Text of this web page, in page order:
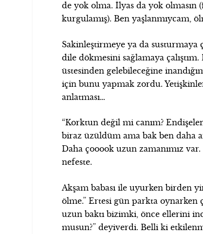
de yok olma. İlyas da yok
kurgulamış). Ben yaşlanmıycam,
Sakinleştirmeye ya da susturmaya
dile dökmesini sağlamaya
üstesinden gelebileceğine
için bunu yapmak zordu.
anlatması…
“Korktun değil mi canım?
biraz üzüldüm ama bak ben daha
Daha çooook uzun zamanımız
nefeste.
Akşam babası ile uyurken birden
ölme.” Ertesi gün parkta oynarken
uzun baktı bizimki, önce ellerini
musun?” deyiverdi. Belli ki